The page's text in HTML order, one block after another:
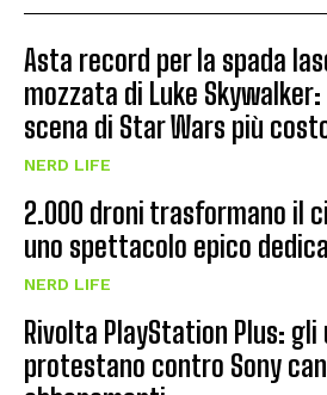
Asta record per la spada
mozzata di Luke
scena di Star Wars più
NERD LIFE
2.000 droni trasformano il
uno spettacolo epico
NERD LIFE
Rivolta PlayStation Plus:
protestano contro Sony